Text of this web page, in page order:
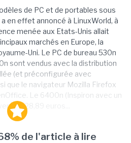
de PC et de portables sous
en effet annoncé à LinuxWorld, à
menée aux Etats-Unis allait
marchés en Europe, la
Uni. Le PC de bureau 530n
sont vendus avec la distribution
(et préconfigurée avec
que le navigateur Mozilla Firefox
Le 6400n (Inspiron avec un
528,89 euros...
de l'article à lire